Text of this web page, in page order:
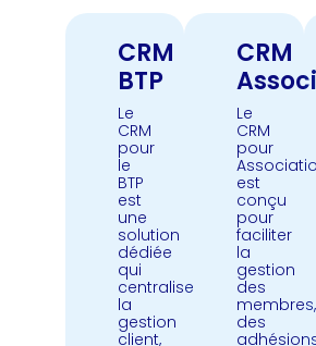
CRM
BTP
Le
CRM
pour
le
BTP
est
une
solution
dédiée
qui
centralise
la
gestion
client,
CRM
Le
CRM
pour
est
conçu
pour
faciliter
la
gestion
des
membres,
des